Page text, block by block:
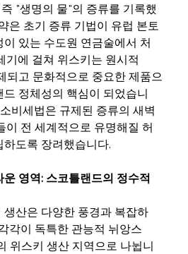
"생명의 물"의 증류를 기록했
은 초기 증류 기법이 유럽 본토
있는 수도원 연금술에서 처
에 걸쳐 위스키는 원시적
되고 문화적으로 중요한 제품으
정체성의 핵심이 되었습니
비세법은 규제된 증류의 새벽
전 세계적으로 유명해질 허
하도록 장려했습니다.
운 영역: 스코틀랜드의 정수적
산은 다양한 풍경과 복잡하
각이 독특한 관능적 뉘앙스
위스키 생산 지역으로 나뉩니